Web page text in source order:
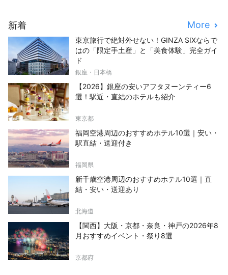
新着 More
東京旅行で絶対外せない！GINZA SIXならで
はの「限定手土産」と「美食体験」完全ガイ
ド
銀座・日本橋
【2026】銀座の安いアフタヌーンティー6
選！駅近・直結のホテルも紹介
東京都
福岡空港周辺のおすすめホテル10選｜安い・
駅直結・送迎付き
福岡県
新千歳空港周辺のおすすめホテル10選｜直
結・安い・送迎あり
北海道
【関西】大阪・京都・奈良・神戸の2026年8
月おすすめイベント・祭り8選
京都府